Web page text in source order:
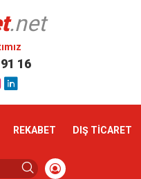
.net
16
REKABET DIŞ TİCARET